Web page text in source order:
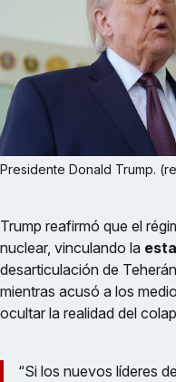
Presidente Donald Trump.
Trump reafirmó que el
nuclear, vinculando la
desarticulación de
mientras acusó a los
ocultar la realidad del
“Si los nuevos líderes